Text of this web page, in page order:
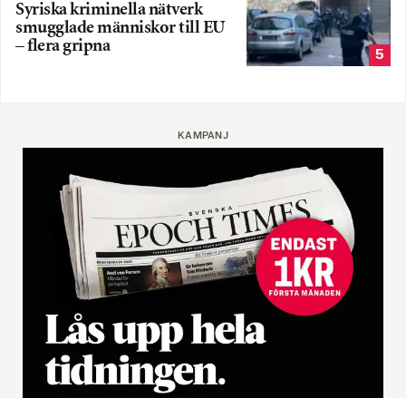
Syriska kriminella nätverk
smugglade människor till EU
– flera gripna
5
KAMPANJ